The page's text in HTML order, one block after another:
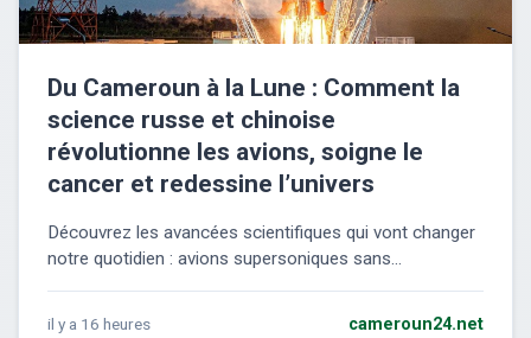
Du Cameroun à la Lune : Comment la
science russe et chinoise
révolutionne les avions, soigne le
cancer et redessine l’univers
Découvrez les avancées scientifiques qui vont changer
notre quotidien : avions supersoniques sans...
il y a 16 heures cameroun24.net